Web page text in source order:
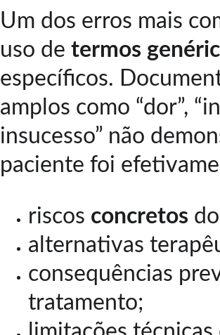
Um dos erros mais
uso de termos
específicos.
amplos como “dor”,
insucesso” não
paciente foi
riscos concretos
alternativas
consequências
tratamento;